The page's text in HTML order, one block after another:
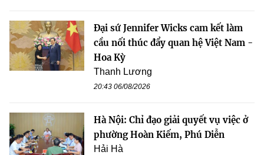
Đại sứ Jennifer Wicks cam kết làm
cầu nối thúc đẩy quan hệ Việt Nam -
Hoa Kỳ
Thanh Lương
20:43 06/08/2026
Hà Nội: Chỉ đạo giải quyết vụ việc ở
phường Hoàn Kiếm, Phú Diễn
Hải Hà